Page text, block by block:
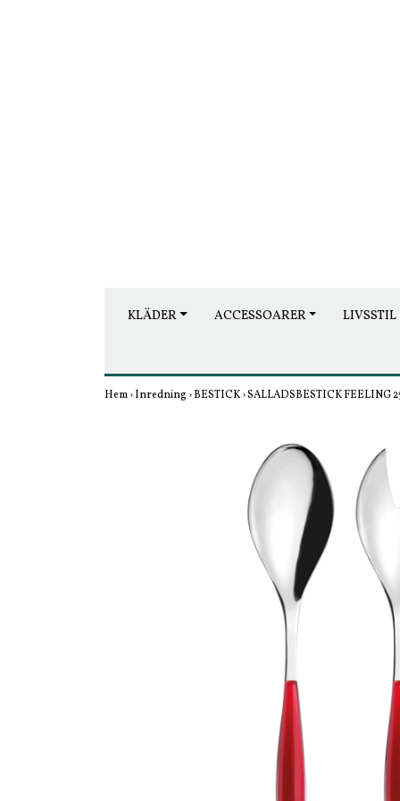
KLÄDER ACCESSOARER LIVSSTIL
Hem›Inredning ›BESTICK›SALLADSBESTICK FEELING